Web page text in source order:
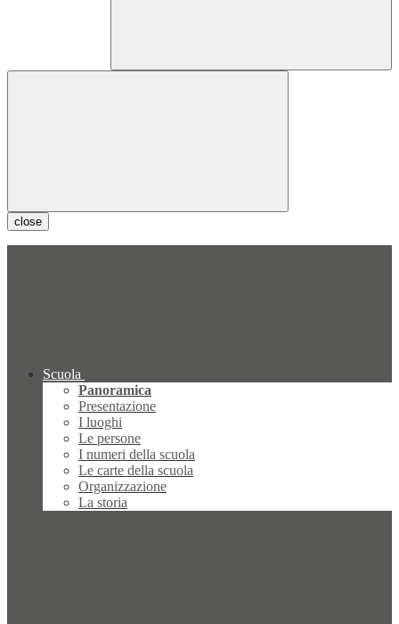
close
Scuola
Panoramica
Presentazione
I luoghi
Le persone
I numeri della scuola
Le carte della scuola
Organizzazione
La storia